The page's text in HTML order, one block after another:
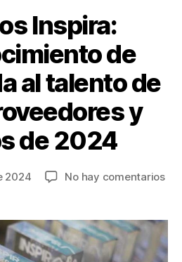
Inspira:
de
al talento de
y
de 2024
2024 No hay comentariosen
de